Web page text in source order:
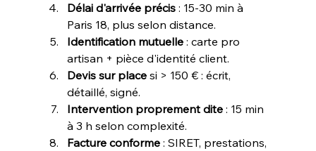
Délai d'arrivée précis : 15-30 min à
Paris 18, plus selon distance.
Identification mutuelle : carte pro
artisan + pièce d'identité client.
Devis sur place si > 150 € : écrit,
détaillé, signé.
Intervention proprement dite : 15 min
à 3 h selon complexité.
Facture conforme : SIRET, prestations,